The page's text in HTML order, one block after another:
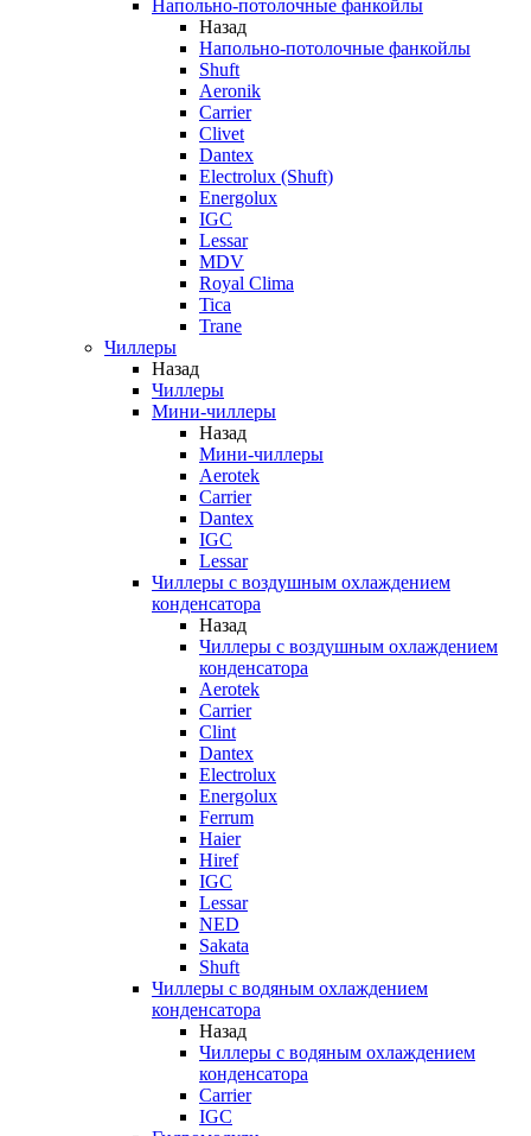
Напольно-потолочные фанкойлы
Назад
Напольно-потолочные фанкойлы
Shuft
Aeronik
Carrier
Clivet
Dantex
Electrolux (Shuft)
Energolux
IGC
Lessar
MDV
Royal Clima
Tica
Trane
Чиллеры
Назад
Чиллеры
Мини-чиллеры
Назад
Мини-чиллеры
Aerotek
Carrier
Dantex
IGC
Lessar
Чиллеры с воздушным охлаждением
конденсатора
Назад
Чиллеры с воздушным охлаждением
конденсатора
Aerotek
Carrier
Clint
Dantex
Electrolux
Energolux
Ferrum
Haier
Hiref
IGC
Lessar
NED
Sakata
Shuft
Чиллеры с водяным охлаждением
конденсатора
Назад
Чиллеры с водяным охлаждением
конденсатора
Carrier
IGC